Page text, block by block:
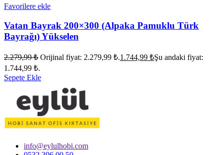
Favorilere ekle
Vatan Bayrak 200×300 (Alpaka Pamuklu Türk
Bayrağı) Yükselen
2.279,99₺ Orijinal fiyat: 2.279,99 ₺.1.744,99 ₺Şu andaki fiyat:
1.744,99 ₺.
Sepete Ekle
info@eylulhobi.com